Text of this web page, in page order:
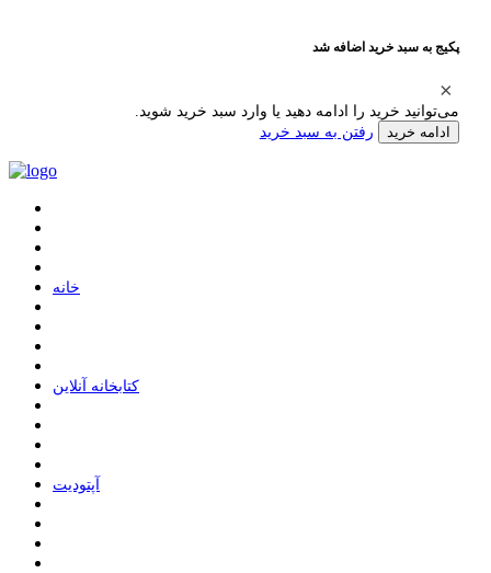
پکیج به سبد خرید اضافه شد
می‌توانید خرید را ادامه دهید یا وارد سبد خرید شوید.
ادامه خرید رفتن به سبد خرید
ﺧﺎﻧﻪ
ﮐﺘﺎﺑﺨﺎﻧﻪ ﺁﻧﻼﯾﻦ
ﺁﭘﺘﻮﺩﯾﺖ